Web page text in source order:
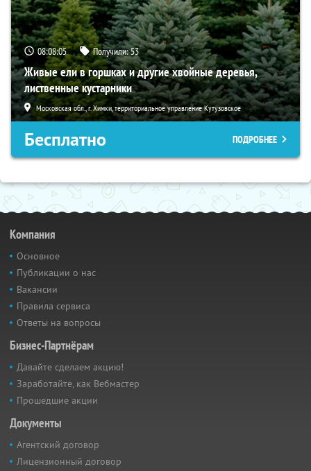
08:08:04 Получили:53
Живые ели в горшках и другие хвойные деревья,
лиственные кустарники
Московская обл., г. Химки, территориальное управление Кутузовское
Бесплатно ПОДРОБНЕЕ
Компания
Основное
Публикации о нас
Вакансии
Правила сервиса
Ответы на вопросы
Бизнес-Партнёрам
Давайте сделаем акцию!
Заработайте, как Вебмастер
Прошедшие акции
Документы
Агентский договор
Лицензионный договор